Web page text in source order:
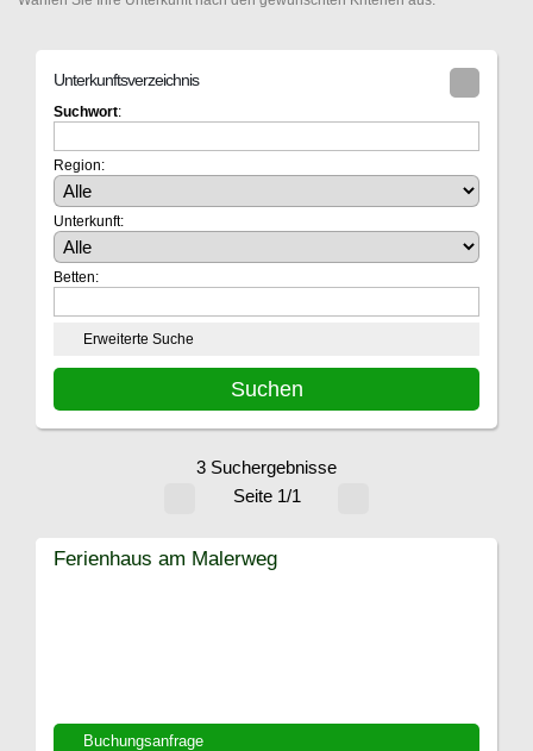
Unterkunftsverzeichnis
Suchwort:
Region:
Unterkunft:
Betten:
Erweiterte Suche
3 Suchergebnisse
Seite 1/1
Buchungsanfrage
Ferienhaus am Malerweg